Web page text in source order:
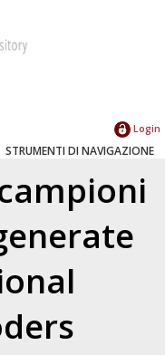
Login
STRUMENTI DI NAVIGAZIONE